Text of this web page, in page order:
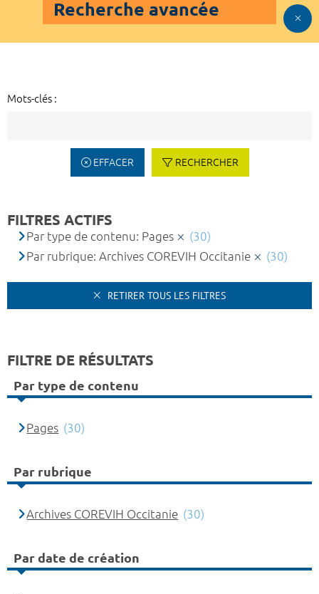
Recherche avancée
Mots-clés :
EFFACER RECHERCHER
FILTRES ACTIFS
Par type de contenu: Pages
(30)
Par rubrique: Archives COREVIH Occitanie
(30)
RETIRER TOUS LES FILTRES
FILTRE DE RÉSULTATS
Par type de contenu
Pages (30)
Par rubrique
Archives COREVIH Occitanie (30)
Par date de création